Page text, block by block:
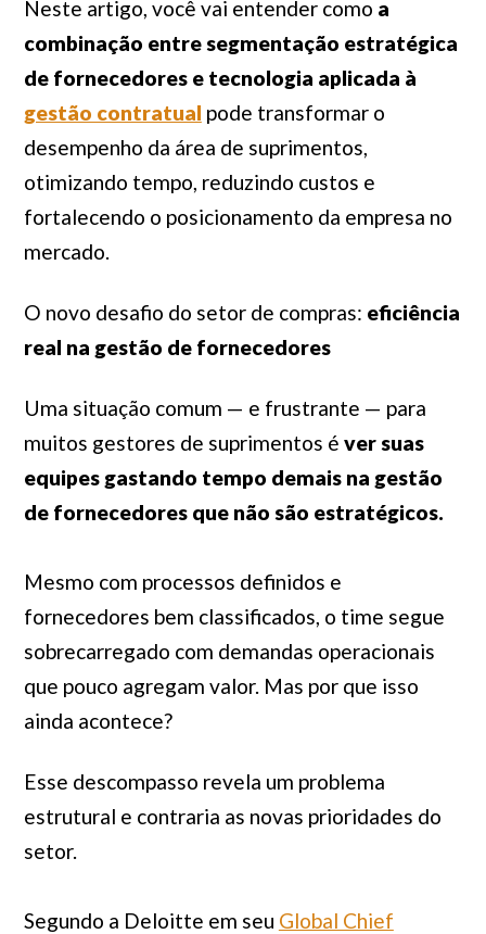
Neste artigo, você vai entender como a
combinação entre segmentação estratégica
de fornecedores e tecnologia aplicada à
gestão contratual pode transformar o
desempenho da área de suprimentos,
otimizando tempo, reduzindo custos e
fortalecendo o posicionamento da empresa no
mercado.
O novo desafio do setor de compras: eficiência
real na gestão de fornecedores
Uma situação comum — e frustrante — para
muitos gestores de suprimentos é ver suas
equipes gastando tempo demais na gestão
de fornecedores que não são estratégicos.
Mesmo com processos definidos e
fornecedores bem classificados, o time segue
sobrecarregado com demandas operacionais
que pouco agregam valor. Mas por que isso
ainda acontece?
Esse descompasso revela um problema
estrutural e contraria as novas prioridades do
setor.
Segundo a Deloitte em seu Global Chief